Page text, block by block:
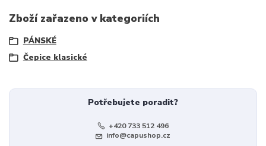
Zboží zařazeno v kategoriích
PÁNSKÉ
Čepice klasické
Potřebujete poradit?
+420 733 512 496
info@capushop.cz